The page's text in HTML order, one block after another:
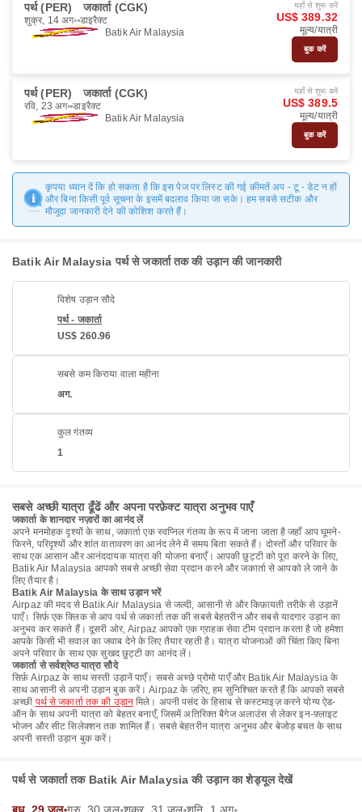
पर्थ (PER) जकार्ता (CGK)
शुक्र, 14 अग॰ डाइरैक्ट
Batik Air Malaysia
यहाँ से शुरू करें
US$ 389.32
मूल्य/यात्री
बुक करें
पर्थ (PER) जकार्ता (CGK)
रवि, 23 अग॰ डाइरैक्ट
Batik Air Malaysia
यहाँ से शुरू करें
US$ 389.5
मूल्य/यात्री
बुक करें
कृपया ध्यान दें कि हो सकता है कि इस पेज पर लिस्ट की गई कीमतें अप - टू - डेट न हों
और बिना किसी पूर्व सूचना के इसमें बदलाव किया जा सके। हम सबसे सटीक और
मौजूदा जानकारी देने की कोशिश करते हैं।
Batik Air Malaysia पर्थ से जकार्ता तक की उड़ान की जानकारी
विशेष उड़ान सौदे
पर्थ - जकार्ता
US$ 260.96
सबसे कम किराया वाला महीना
अग.
कुल गंतव्य
1
सबसे अच्छी यात्रा ढूँढें और अपना परफ़ेक्ट यात्रा अनुभव पाएँ
जकार्ता के शानदार नज़ारों का आनंद लें
अपने मनमोहक दृश्यों के साथ, जकार्ता एक स्वप्निल गंतव्य के रूप में जाना जाता है जहाँ आप घूमने-
फिरने, परिदृश्यों और शांत वातावरण का आनंद लेने में समय बिता सकते हैं। दोस्तों और परिवार के
साथ एक आसान और आनंददायक यात्रा की योजना बनाएँ। आपकी छुट्टी को पूरा करने के लिए,
Batik Air Malaysia आपको सबसे अच्छी सेवा प्रदान करने और जकार्ता से आपको ले जाने के
लिए तैयार है।
Batik Air Malaysia के साथ उड़ान भरें
Airpaz की मदद से Batik Air Malaysia से जल्दी, आसानी से और किफ़ायती तरीके से उड़ानें
पाएँ। सिर्फ़ एक क्लिक से आप पर्थ से जकार्ता तक की सबसे बेहतरीन और सबसे यादगार उड़ान का
अनुभव कर सकते हैं। दूसरी ओर, Airpaz आपको एक ग्राहक सेवा टीम प्रदान करता है जो हमेशा
आपके किसी भी सवाल का जवाब देने के लिए तैयार रहती है। यात्रा योजनाओं की चिंता किए बिना
अपने परिवार के साथ एक सुखद छुट्टी का आनंद लें।
जकार्ता से सर्वश्रेष्ठ यात्रा सौदे
सिर्फ़ Airpaz के साथ सस्ती उड़ानें पाएँ। सबसे अच्छे प्रोमो पाएँ और Batik Air Malaysia के
साथ आसानी से अपनी उड़ान बुक करें। Airpaz के ज़रिए, हम सुनिश्चित करते हैं कि आपको सबसे
अच्छी पर्थ से जकार्ता तक की उड़ानमिले। अपनी पसंद के हिसाब से कस्टमाइज़ करने योग्य ऐड-
ऑन के साथ अपनी यात्रा को बेहतर बनाएँ, जिसमें अतिरिक्त बैगेज अलाउंस से लेकर इन-फ़्लाइट
भोजन और सीट सिलेक्शन तक शामिल हैं। सबसे बेहतरीन यात्रा अनुभव और बेजोड़ बचत के साथ
अपनी सस्ती उड़ान बुक करें।
पर्थ से जकार्ता तक Batik Air Malaysia की उड़ान का शेड्यूल देखें